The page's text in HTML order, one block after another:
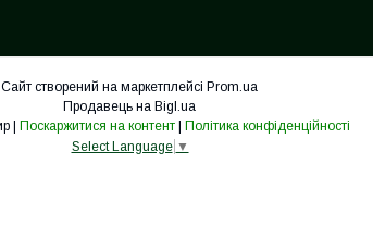
Сайт створений на маркетплейсі Prom.ua
Продавець на Bigl.ua
Поскаржитися на контент
Політика конфіденційності
Select Language ▼